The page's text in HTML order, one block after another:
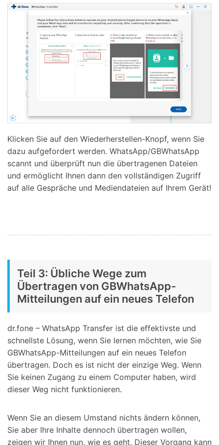
Klicken Sie auf den Wiederherstellen-Knopf, wenn Sie
dazu aufgefordert werden. WhatsApp/GBWhatsApp
scannt und überprüft nun die übertragenen Dateien
und ermöglicht Ihnen dann den vollständigen Zugriff
auf alle Gespräche und Mediendateien auf Ihrem Gerät!
Teil 3: Übliche Wege zum
Übertragen von GBWhatsApp-
Mitteilungen auf ein neues Telefon
dr.fone – WhatsApp Transfer ist die effektivste und
schnellste Lösung, wenn Sie lernen möchten, wie Sie
GBWhatsApp-Mitteilungen auf ein neues Telefon
übertragen. Doch es ist nicht der einzige Weg. Wenn
Sie keinen Zugang zu einem Computer haben, wird
dieser Weg nicht funktionieren.
Wenn Sie an diesem Umstand nichts ändern können,
Sie aber Ihre Inhalte dennoch übertragen wollen,
zeigen wir Ihnen nun, wie es geht. Dieser Vorgang kann